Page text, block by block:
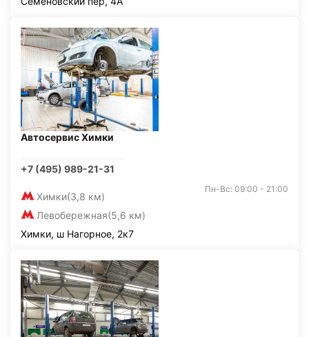
Автосервис Химки
+7 (495) 989-21-31
Химки(3,8 км)
Левобережная(5,6 км)
Пн-Вс: 09:00 - 21:00
Химки, ш Нагорное, 2к7